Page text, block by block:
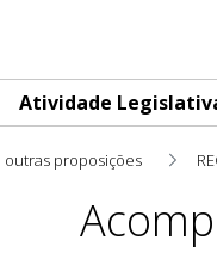
Atividade
outras proposições